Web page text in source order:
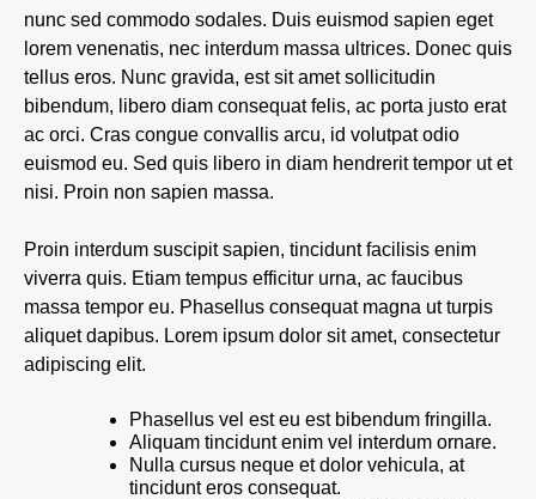
nunc sed commodo sodales. Duis euismod sapien eget
lorem venenatis, nec interdum massa ultrices. Donec quis
tellus eros. Nunc gravida, est sit amet sollicitudin
bibendum, libero diam consequat felis, ac porta justo erat
ac orci. Cras congue convallis arcu, id volutpat odio
euismod eu. Sed quis libero in diam hendrerit tempor ut et
nisi. Proin non sapien massa.
Proin interdum suscipit sapien, tincidunt facilisis enim
viverra quis. Etiam tempus efficitur urna, ac faucibus
massa tempor eu. Phasellus consequat magna ut turpis
aliquet dapibus. Lorem ipsum dolor sit amet, consectetur
adipiscing elit.
Phasellus vel est eu est bibendum fringilla.
Aliquam tincidunt enim vel interdum ornare.
Nulla cursus neque et dolor vehicula, at
tincidunt eros consequat.